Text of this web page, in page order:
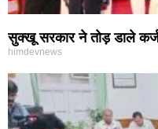
सुक्खू सरकार ने तोड़ डाले
himdevnews